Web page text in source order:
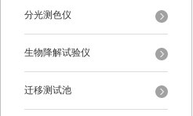
分光测色仪
生物降解试验仪
迁移测试池